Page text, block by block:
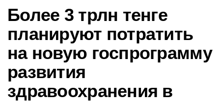
Более 3 трлн тенге
планируют потратить
на новую госпрограмму
развития
здравоохранения в